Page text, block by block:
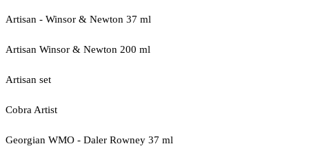
Artisan - Winsor & Newton 37 ml
Artisan Winsor & Newton 200 ml
Artisan set
Cobra Artist
Georgian WMO - Daler Rowney 37 ml